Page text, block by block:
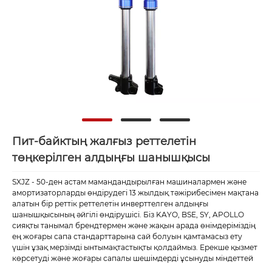
Пит-байктың жалғыз реттелетін
төңкерілген алдыңғы шанышқысы
SXJZ - 50-ден астам мамандандырылған машиналармен және
амортизаторларды өндірудегі 13 жылдық тәжірибесімен мақтана
алатын бір реттік реттелетін инверттелген алдыңғы
шанышқысының әйгілі өндірушісі. Біз KAYO, BSE, SY, APOLLO
сияқты танымал брендтермен және жақын арада өнімдеріміздің
ең жоғары сапа стандарттарына сай болуын қамтамасыз ету
үшін ұзақ мерзімді ынтымақтастықты қолдаймыз. Ерекше қызмет
көрсетуді және жоғары сапалы шешімдерді ұсынуды міндеттей